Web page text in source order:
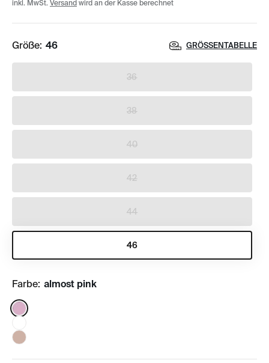
inkl. MwSt. Versand wird an der Kasse berechnet
Größe: 46 GRÖSSENTABELLE
36
38
40
42
44
46
Farbe: almost pink
Color: